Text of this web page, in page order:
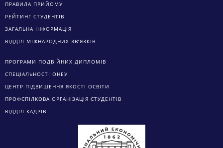
ПРАВИЛА ПРИЙОМУ
РЕЙТИНГ СТУДЕНТІВ
ЗАГАЛЬНА ІНФОРМАЦІЯ
ВІДДІЛ МІЖНАРОДНИХ ЗВ’ЯЗКІВ
ПРОГРАМИ ПОДВІЙНИХ ДИПЛОМІВ
СПЕЦІАЛЬНОСТІ ОНЕУ
ЦЕНТР ПІДВИЩЕННЯ ЯКОСТІ ОСВІТИ
ПРОФСПІЛКОВА ОРГАНІЗАЦІЯ СТУДЕНТІВ
ВІДДІЛ КАДРІВ